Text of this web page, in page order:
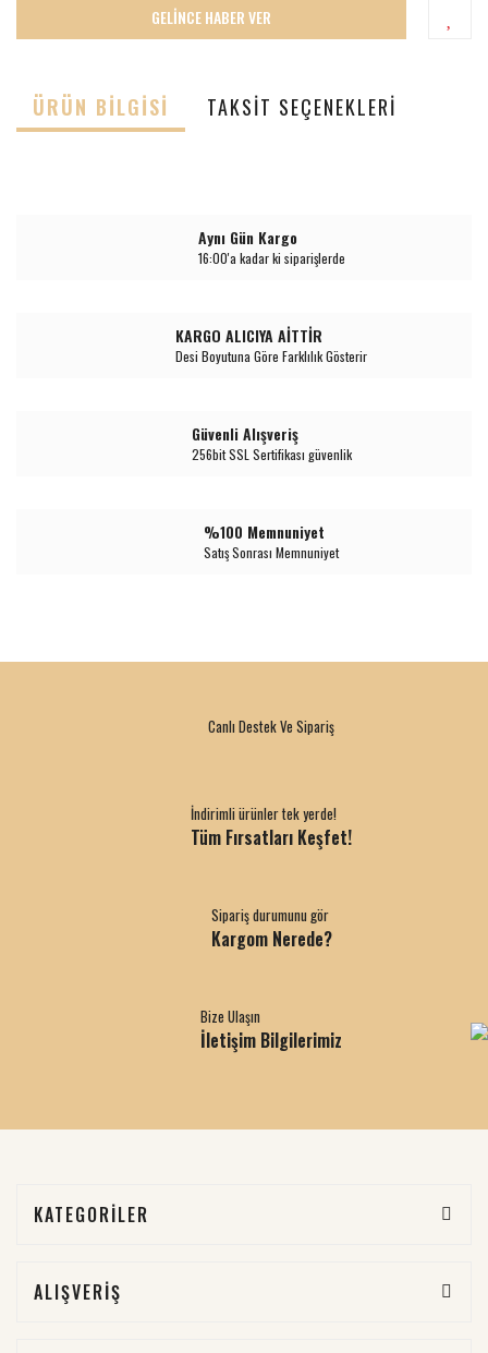
GELİNCE HABER VER
ÜRÜN BILGISI TAKSIT SEÇENEKLERI
Aynı Gün Kargo
16:00'a kadar ki siparişlerde
KARGO ALICIYA AİTTİR
Desi Boyutuna Göre Farklılık Gösterir
Güvenli Alışveriş
256bit SSL Sertifikası güvenlik
%100 Memnuniyet
Satış Sonrası Memnuniyet
Canlı Destek Ve Sipariş
İndirimli ürünler tek yerde!
Tüm Fırsatları Keşfet!
Sipariş durumunu gör
Kargom Nerede?
Bize Ulaşın
İletişim Bilgilerimiz
KATEGORİLER
ALIŞVERİŞ